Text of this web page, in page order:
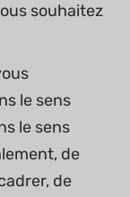
souhaitez
le sens
le sens
de
de